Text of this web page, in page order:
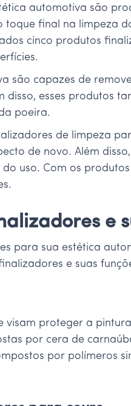
automotiva são
toque final na limpeza
cinco produtos
são capazes de
disso, esses produtos
poeira.
de limpeza
de novo. Além
uso. Com os
e
para sua estética
e suas
visam proteger a
por cera de
por polímeros